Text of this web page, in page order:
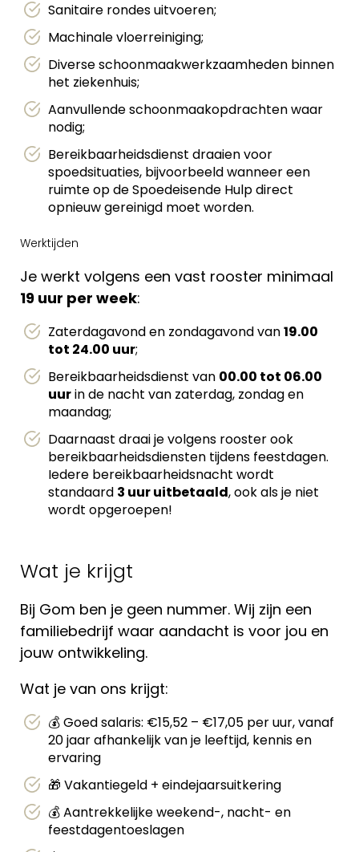
Sanitaire rondes uitvoeren;
Machinale vloerreiniging;
Diverse schoonmaakwerkzaamheden binnen
het ziekenhuis;
Aanvullende schoonmaakopdrachten waar
nodig;
Bereikbaarheidsdienst draaien voor
spoedsituaties, bijvoorbeeld wanneer een
ruimte op de Spoedeisende Hulp direct
opnieuw gereinigd moet worden.
Werktijden
Je werkt volgens een vast rooster minimaal
19 uur per week:
Zaterdagavond en zondagavond van19.00
tot 24.00 uur;
Bereikbaarheidsdienst van 00.00 tot 06.00
uurin de nacht van zaterdag, zondag en
maandag;
Daarnaast draai je volgens rooster ook
bereikbaarheidsdiensten tijdens feestdagen.
Iedere bereikbaarheidsnacht wordt
standaard 3 uur uitbetaald, ook als je niet
wordt opgeroepen!
Wat je krijgt
Bij Gom ben je geen nummer. Wij zijn een
familiebedrijf waar aandacht is voor jou en
jouw ontwikkeling.
Wat je van ons krijgt:
💰 Goed salaris: €15,52 – €17,05 per uur, vanaf
20 jaar afhankelijk van je leeftijd, kennis en
ervaring
🎁 Vakantiegeld + eindejaarsuitkering
💰 Aantrekkelijke weekend-, nacht- en
feestdagentoeslagen